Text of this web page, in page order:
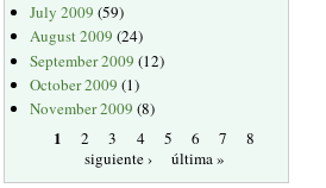
July 2009 (59)
August 2009 (24)
September 2009 (12)
October 2009 (1)
November 2009 (8)
1 2 3 4 5 6 7
8
siguiente ›
última »